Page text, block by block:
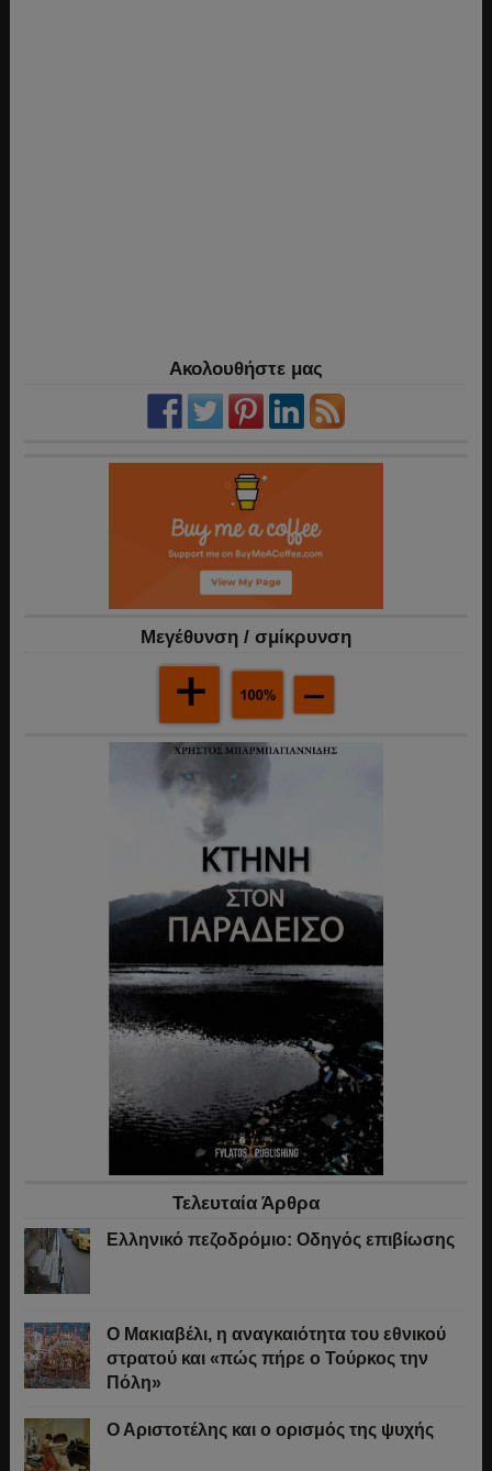
Ακολουθήστε μας
Mεγέθυνση / σμίκρυνση
Τελευταία Άρθρα
Ελληνικό πεζοδρόμιο: Οδηγός επιβίωσης
Ο Μακιαβέλι, η αναγκαιότητα του εθνικού
στρατού και «πώς πήρε ο Τούρκος την
Πόλη»
Ο Αριστοτέλης και ο ορισμός της ψυχής